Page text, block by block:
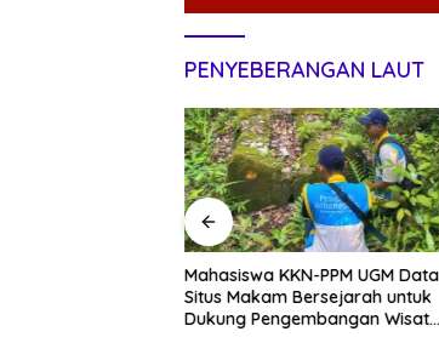
PENYEBERANGAN LAUT
Pembangunan Ruang ICU RSUD
Trikora Salakan Dimulai,
Diawali Pembongkaran